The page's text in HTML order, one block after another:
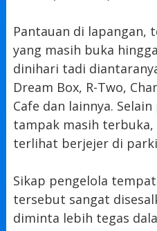
Pantauan di lapangan,
yang masih buka
dinihari tadi
Dream Box, R-Two,
Cafe dan lainnya.
tampak masih terbuka,
terlihat berjejer di
Sikap pengelola
tersebut sangat
diminta lebih tegas